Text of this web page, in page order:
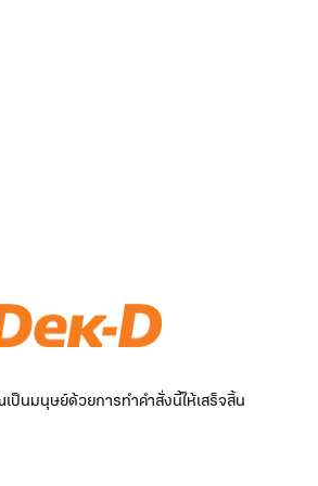
ป็นมนุษย์ด้วยการทำคำสั่งนี้ให้เสร็จสิ้น